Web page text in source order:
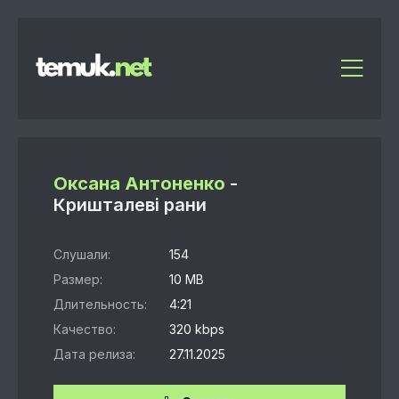
Оксана Антоненко -
Кришталеві рани
Слушали:
154
Размер:
10 MB
Длительность:
4:21
Качество:
320 kbps
Дата релиза:
27.11.2025